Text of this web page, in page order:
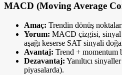
MACD (Moving Average
Amaç: Trendin dönüş
Yorum: MACD çizgisi, sinyal
aşağı keserse SAT sinyali
Avantaj: Trend + momentum
Dezavantaj: Yanıltıcı
piyasalarda).